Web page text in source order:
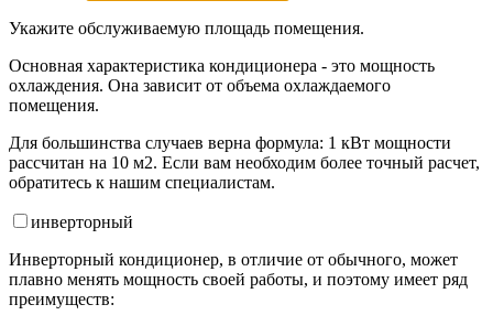
Укажите обслуживаемую площадь помещения.
Основная характеристика кондиционера - это мощность
охлаждения. Она зависит от объема охлаждаемого
помещения.
Для большинства случаев верна формула: 1 кВт мощности
рассчитан на 10 м2. Если вам необходим более точный расчет,
обратитесь к нашим специалистам.
инверторный
Инверторный кондиционер, в отличие от обычного, может
плавно менять мощность своей работы, и поэтому имеет ряд
преимуществ: